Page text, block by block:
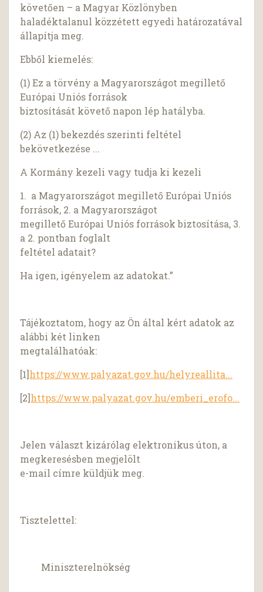
követően – a Magyar Közlönyben
haladéktalanul közzétett egyedi határozatával
állapítja meg.
Ebből kiemelés:
(1) Ez a törvény a Magyarországot megillető
Európai Uniós források
biztosítását követő napon lép hatályba.
(2) Az (1) bekezdés szerinti feltétel
bekövetkezése ...
A Kormány kezeli vagy tudja ki kezeli
1. a Magyarországot megillető Európai Uniós
források, 2. a Magyarországot
megillető Európai Uniós források biztosítása, 3.
a 2. pontban foglalt
feltétel adatait?
Ha igen, igényelem az adatokat.”
Tájékoztatom, hogy az Ön által kért adatok az
alábbi két linken
megtalálhatóak:
[1]https://www.palyazat.gov.hu/helyreallita...
[2]https://www.palyazat.gov.hu/emberi_erofo...
Jelen választ kizárólag elektronikus úton, a
megkeresésben megjelölt
e-mail címre küldjük meg.
Tisztelettel:
Miniszterelnökség